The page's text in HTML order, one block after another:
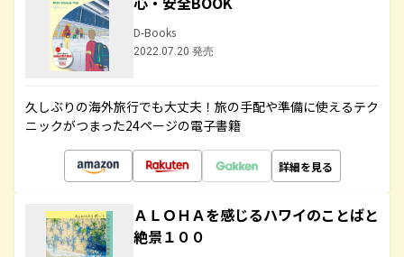
D-Books
2022.07.20 発売
久しぶりの海外旅行でも大丈夫！旅の手配や準備に使えるテク
ニックがつまった24ページの電子書籍
詳細を見る
ＡＬＯＨＡを感じるハワイのことばと
絶景１００